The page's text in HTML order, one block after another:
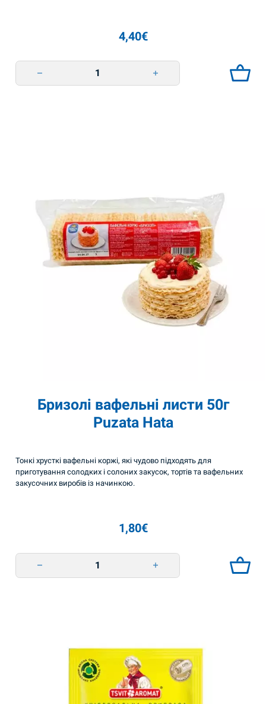
4,40€
Коржі для торта Наполеон 400г Королева Тортенбоден quantity
Бризолі вафельні листи 50г
Puzata Hata
Тонкі хрусткі вафельні коржі, які чудово підходять для
приготування солодких і солоних закусок, тортів та вафельних
закусочних виробів із начинкою.
1,80€
Бризолі вафельні листи 50г Puzata Hata quantity